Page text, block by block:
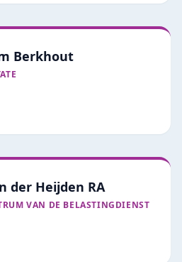
Berkhout
der Heijden RA
VAN DE BELASTINGDIENST